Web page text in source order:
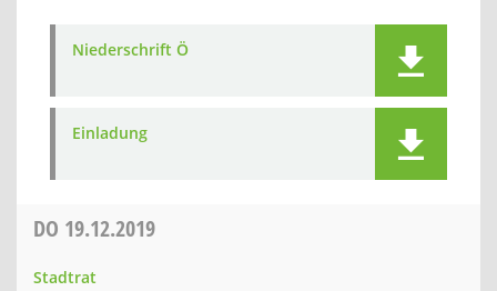
Niederschrift Ö
Einladung
DO 19.12.2019
Stadtrat